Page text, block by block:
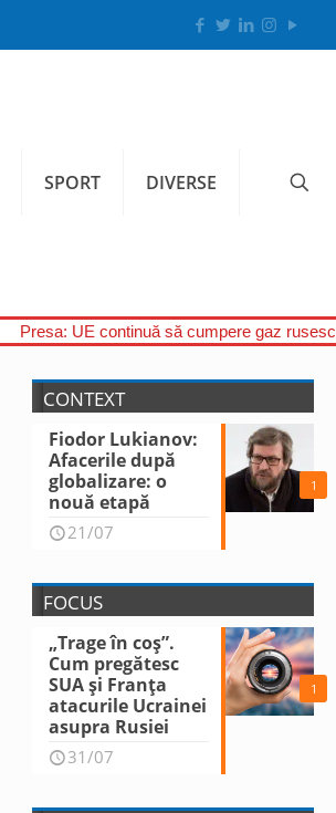
SPORT DIVERSE
Presa: UE continuă să cumpere gaz
CONTEXT
1
Fiodor Lukianov:
Afacerile după
globalizare: o
nouă etapă
21/07
FOCUS
1
„Trage în coș”.
Cum pregătesc
SUA și Franța
atacurile Ucrainei
asupra Rusiei
31/07